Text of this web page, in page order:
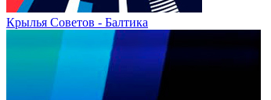
Крылья Советов - Балтика